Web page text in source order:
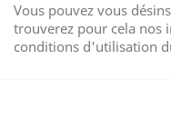
Vous pouvez vous
trouverez pour cela nos
conditions d'utilisation